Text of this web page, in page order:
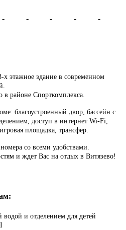
- - - - -
х этажное здание в современном
в районе Спорткомплекса.
благоустроенный двор, бассейн с
доступ в интернет Wi-Fi,
площадка, трансфер.
со всеми удобствами.
и ждет Вас на отдых в Витязево!
водой и отделением для детей